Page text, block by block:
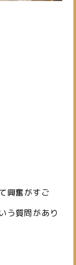
興奮がすご
う質問があり